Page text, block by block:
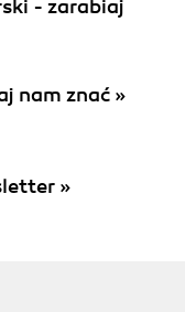
- zarabiaj
nam znać »
»